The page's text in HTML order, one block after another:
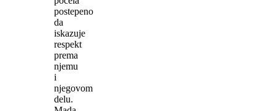
postepeno
da
iskazuje
respekt
prema
njemu
i
njegovom
delu.